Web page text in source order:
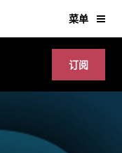
菜单
订阅